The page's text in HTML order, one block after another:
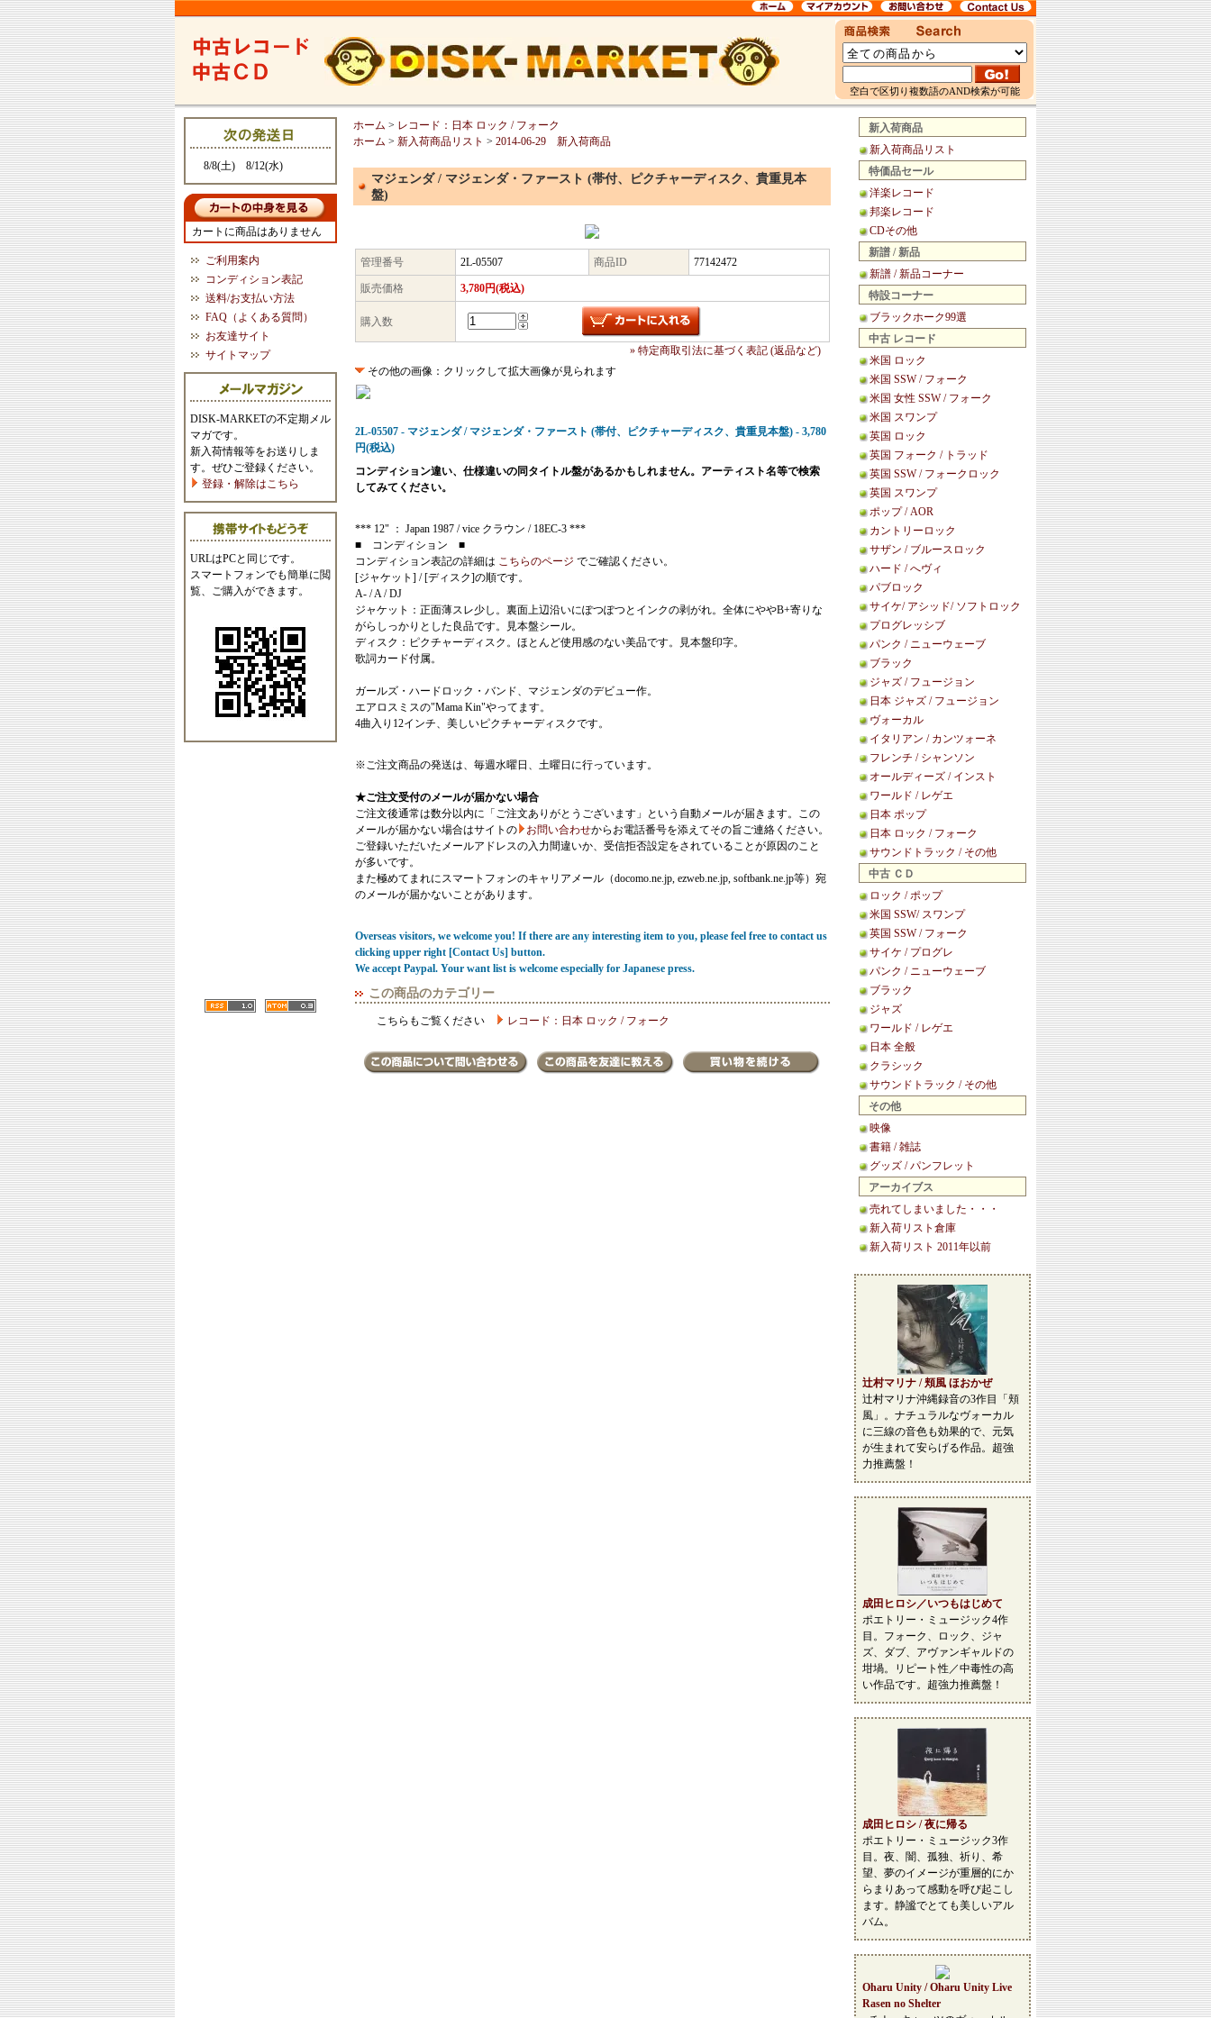
空白で区切り複数語のAND検索が可能
8/8(土) 8/12(水)
カートに商品はありません
ご利用案内
コンディション表記
送料/お支払い方法
FAQ（よくある質問）
お友達サイト
サイトマップ
DISK-MARKETの不定期メル
マガです。
新入荷情報等をお送りしま
す。ぜひご登録ください。
登録・解除はこちら
URLはPCと同じです。
スマートフォンでも簡単に閲
覧、ご購入ができます。
新入荷商品
新入荷商品リスト
特価品セール
洋楽レコード
邦楽レコード
CDその他
新譜 / 新品
新譜 / 新品コーナー
特設コーナー
ブラックホーク99選
中古 レコード
米国 ロック
米国 SSW / フォーク
米国 女性 SSW / フォーク
米国 スワンプ
英国 ロック
英国 フォーク / トラッド
英国 SSW / フォークロック
英国 スワンプ
ポップ / AOR
カントリーロック
サザン / ブルースロック
ハード / へヴィ
パブロック
サイケ/ アシッド/ ソフトロック
プログレッシブ
パンク / ニューウェーブ
ブラック
ジャズ / フュージョン
日本 ジャズ / フュージョン
ヴォーカル
イタリアン / カンツォーネ
フレンチ / シャンソン
オールディーズ / インスト
ワールド / レゲエ
日本 ポップ
日本 ロック / フォーク
サウンドトラック / その他
中古 ＣＤ
ロック / ポップ
米国 SSW/ スワンプ
英国 SSW / フォーク
サイケ / プログレ
パンク / ニューウェーブ
ブラック
ジャズ
ワールド / レゲエ
日本 全般
クラシック
サウンドトラック / その他
その他
映像
書籍 / 雑誌
グッズ / パンフレット
アーカイブス
売れてしまいました・・・
新入荷リスト倉庫
新入荷リスト 2011年以前
辻村マリナ / 頬風 ほおかぜ
辻村マリナ沖縄録音の3作目「頬
風」。ナチュラルなヴォーカル
に三線の音色も効果的で、元気
が生まれて安らげる作品。超強
力推薦盤！
成田ヒロシ／いつもはじめて
ポエトリー・ミュージック4作
目。フォーク、ロック、ジャ
ズ、ダブ、アヴァンギャルドの
坩堝。リピート性／中毒性の高
い作品です。超強力推薦盤！
成田ヒロシ / 夜に帰る
ポエトリー・ミュージック3作
目。夜、闇、孤独、祈り、希
望、夢のイメージが重層的にか
らまりあって感動を呼び起こし
ます。静謐でとても美しいアル
バム。
Oharu Unity / Oharu Unity Live
Rasen no Shelter
ホーム > レコード：日本 ロック / フォーク
ホーム > 新入荷商品リスト > 2014-06-29 新入荷商品
マジェンダ / マジェンダ・ファースト (帯付、ピクチャーディスク、貴重見本
盤)
管理番号 2L-05507 商品ID 77142472
販売価格 3,780円(税込)
購入数
» 特定商取引法に基づく表記 (返品など)
その他の画像：クリックして拡大画像が見られます
2L-05507 - マジェンダ / マジェンダ・ファースト (帯付、ピクチャーディスク、貴重見本盤) - 3,780
円(税込)
コンディション違い、仕様違いの同タイトル盤があるかもしれません。アーティスト名等で検索
してみてください。
*** 12" ： Japan 1987 / vice クラウン / 18EC-3 ***
■ コンディション ■
コンディション表記の詳細は こちらのページ でご確認ください。
[ジャケット] / [ディスク]の順です。
A- / A / DJ
ジャケット：正面薄スレ少し。裏面上辺沿いにぽつぽつとインクの剥がれ。全体にややB+寄りな
がらしっかりとした良品です。見本盤シール。
ディスク：ピクチャーディスク。ほとんど使用感のない美品です。見本盤印字。
歌詞カード付属。
ガールズ・ハードロック・バンド、マジェンダのデビュー作。
エアロスミスの"Mama Kin"やってます。
4曲入り12インチ、美しいピクチャーディスクです。
※ご注文商品の発送は、毎週水曜日、土曜日に行っています。
★ご注文受付のメールが届かない場合
ご注文後通常は数分以内に「ご注文ありがとうございます」という自動メールが届きます。この
メールが届かない場合はサイトの
お問い合わせからお電話番号を添えてその旨ご連絡ください。
ご登録いただいたメールアドレスの入力間違いか、受信拒否設定をされていることが原因のこと
が多いです。
また極めてまれにスマートフォンのキャリアメール（docomo.ne.jp, ezweb.ne.jp, softbank.ne.jp等）宛
のメールが届かないことがあります。
Overseas visitors, we welcome you! If there are any interesting item to you, please feel free to contact us
clicking upper right [Contact Us] button.
We accept Paypal. Your want list is welcome especially for Japanese press.
この商品のカテゴリー
こちらもご覧ください レコード：日本 ロック / フォーク